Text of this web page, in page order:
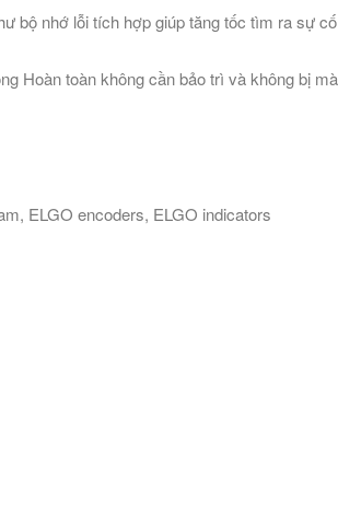
bộ nhớ lỗi tích hợp giúp tăng tốc tìm ra sự
Hoàn toàn không cần bảo trì và không bị
ELGO encoders, ELGO indicators